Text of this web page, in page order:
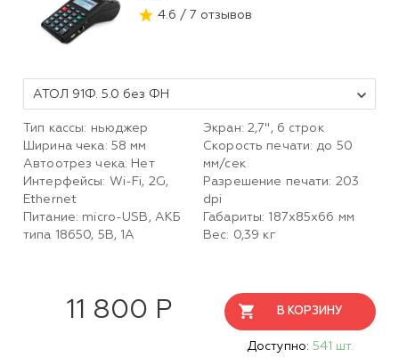
4.6 / 7 отзывов
АТОЛ 91Ф. 5.0 без ФН
Тип кассы: ньюджер
Ширина чека: 58 мм
Автоотрез чека: Нет
Интерфейсы: Wi-Fi, 2G,
Ethernet
Питание: micro-USB, АКБ
типа 18650, 5В, 1А
Экран: 2,7", 6 строк
Скорость печати: до 50
мм/сек
Разрешение печати: 203
dpi
Габариты: 187х85х66 мм
Вес: 0,39 кг
11 800 Р В КОРЗИНУ
Доступно: 541 шт.